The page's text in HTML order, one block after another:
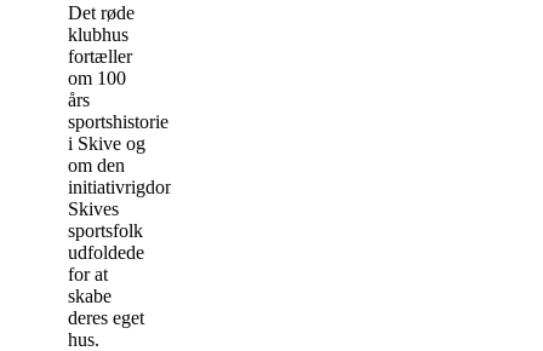
Det røde
klubhus
fortæller
om 100
års
sportshistorie
i Skive og
om den
initiativrigdom,
Skives
sportsfolk
udfoldede
for at
skabe
deres eget
hus.